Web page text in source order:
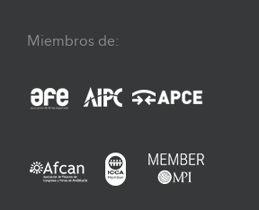
Miembros de: